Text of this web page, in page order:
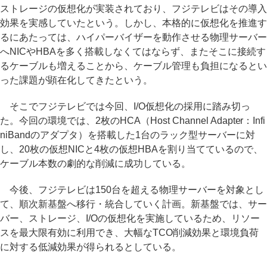
ストレージの仮想化が実装されており、フジテレビはその導入
効果を実感していたという。しかし、本格的に仮想化を推進す
るにあたっては、ハイパーバイザーを動作させる物理サーバー
へNICやHBAを多く搭載しなくてはならず、またそこに接続す
るケーブルも増えることから、ケーブル管理も負担になるとい
った課題が顕在化してきたという。
そこでフジテレビでは今回、I/O仮想化の採用に踏み切っ
た。今回の環境では、2枚のHCA（Host Channel Adapter：Infi
niBandのアダプタ）を搭載した1台のラック型サーバーに対
し、20枚の仮想NICと4枚の仮想HBAを割り当てているので、
ケーブル本数の劇的な削減に成功している。
今後、フジテレビは150台を超える物理サーバーを対象とし
て、順次新基盤へ移行・統合していく計画。新基盤では、サー
バー、ストレージ、I/Oの仮想化を実施しているため、リソー
スを最大限有効に利用でき、大幅なTCO削減効果と環境負荷
に対する低減効果が得られるとしている。